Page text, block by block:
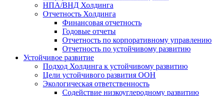
НПА/ВНД Холдинга
Отчетность Холдинга
Финансовая отчетность
Годовые отчеты
Отчетность по корпоративному управлению
Отчетность по устойчивому развитию
Устойчивое развитие
Подход Холдинга к устойчивому развитию
Цели устойчивого развития ООН
Экологическая ответственность
Содействие низкоуглеродному развитию